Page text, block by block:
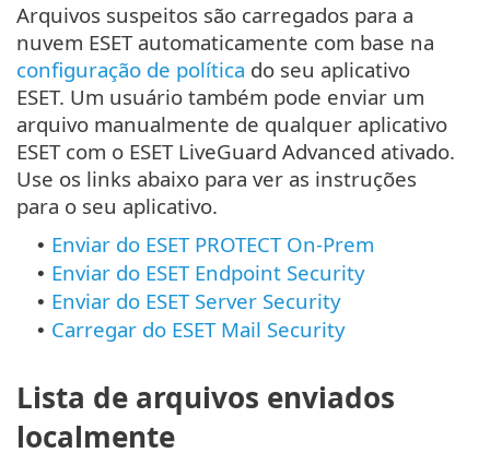
Arquivos suspeitos são carregados para a
nuvem ESET automaticamente com base na
configuração de política do seu aplicativo
ESET. Um usuário também pode enviar um
arquivo manualmente de qualquer aplicativo
ESET com o ESET LiveGuard Advanced ativado.
Use os links abaixo para ver as instruções
para o seu aplicativo.
• Enviar do ESET PROTECT On-Prem
• Enviar do ESET Endpoint Security
• Enviar do ESET Server Security
• Carregar do ESET Mail Security
Lista de arquivos enviados
localmente